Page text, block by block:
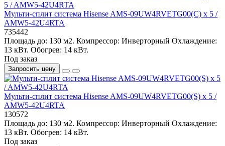
Мульти-сплит система Hisense AMS-09UW4RVETG00(C) x 5 /
AMW5-42U4RTA
735442
Площадь до: 130 м2. Компрессор: Инверторный Охлаждение:
13 кВт. Обогрев: 14 кВт.
Под заказ
Запросить цену
Мульти-сплит система Hisense AMS-09UW4RVETG00(S) x 5 /
AMW5-42U4RTA
130572
Площадь до: 130 м2. Компрессор: Инверторный Охлаждение:
13 кВт. Обогрев: 14 кВт.
Под заказ